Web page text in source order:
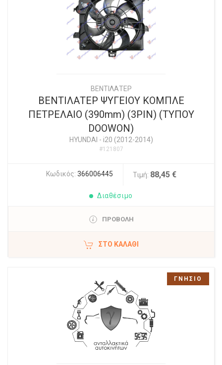
ΒΕΝΤΙΛΑΤΕΡ
ΒΕΝΤΙΛΑΤΕΡ ΨΥΓΕΙΟΥ ΚΟΜΠΛΕ
ΠΕΤΡΕΛΑΙΟ (390mm) (3PIN) (ΤΥΠΟΥ
DOOWON)
HYUNDAI - i20 (2012-2014)
#121807
Κωδικός: 366006445 Τιμή: 88,45 €
Διαθέσιμο
ΠΡΟΒΟΛΗ
ΣΤΟ ΚΑΛΆΘΙ
ΓΝΗΣΙΟ